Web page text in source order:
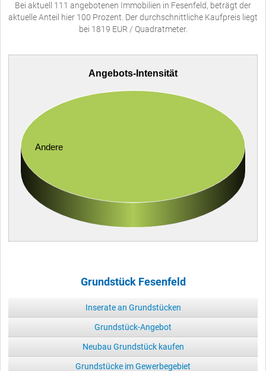
Bei aktuell 111 angebotenen Immobilien in Fesenfeld, beträgt der
aktuelle Anteil hier 100 Prozent. Der durchschnittliche Kaufpreis liegt
bei 1819 EUR / Quadratmeter.
Angebots-Intensität
Andere
Grundstück Fesenfeld
Inserate an Grundstücken
Grundstück-Angebot
Neubau Grundstück kaufen
Grundstücke im Gewerbegebiet